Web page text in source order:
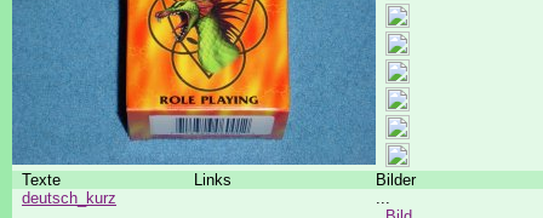
Texte Links
Bilder
deutsch_kurz
...